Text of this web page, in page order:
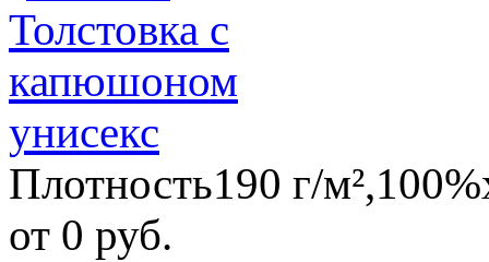
Плотность190 г/
от 0 руб.